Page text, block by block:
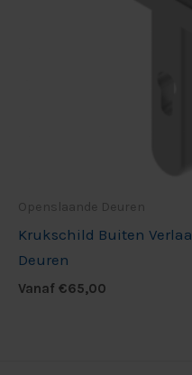
Openslaande Deuren
Krukschild Buiten
Deuren
Vanaf €65,00